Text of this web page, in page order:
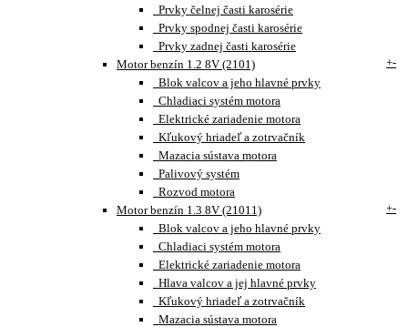
Prvky čelnej časti karosérie
Prvky spodnej časti karosérie
Prvky zadnej časti karosérie
Motor benzín 1.2 8V (2101)
+-
Blok valcov a jeho hlavné prvky
Chladiaci systém motora
Elektrické zariadenie motora
Kľukový hriadeľ a zotrvačník
Mazacia sústava motora
Palivový systém
Rozvod motora
Motor benzín 1.3 8V (21011)
+-
Blok valcov a jeho hlavné prvky
Chladiaci systém motora
Elektrické zariadenie motora
Hlava valcov a jej hlavné prvky
Kľukový hriadeľ a zotrvačník
Mazacia sústava motora